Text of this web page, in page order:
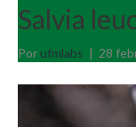
Salvia
Por ufmlabs | 28